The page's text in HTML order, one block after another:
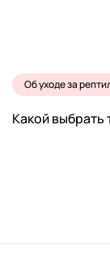
Об уходе за
Какой выбрать